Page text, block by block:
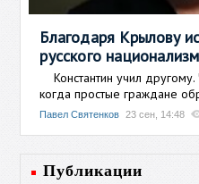
Благодаря Крылову
русского
Константин учил другому.
когда простые граждане
Павел Святенков 23 сен, 14:48
Публикации